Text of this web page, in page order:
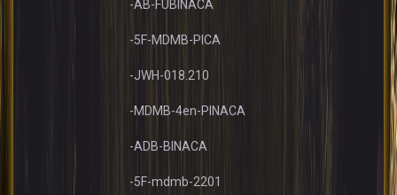
-AB-FUBINACA
-5F-MDMB-PICA
-JWH-018.210
-MDMB-4en-PINACA
-ADB-BINACA
-5F-mdmb-2201